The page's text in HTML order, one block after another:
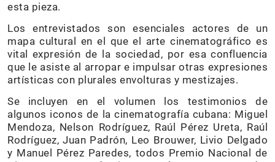
esta pieza.
Los entrevistados son esenciales actores de un
mapa cultural en el que el arte cinematográfico es
vital expresión de la sociedad, por esa confluencia
que le asiste al arropar e impulsar otras expresiones
artísticas con plurales envolturas y mestizajes.
Se incluyen en el volumen los testimonios de
algunos iconos de la cinematografía cubana: Miguel
Mendoza, Nelson Rodríguez, Raúl Pérez Ureta, Raúl
Rodríguez, Juan Padrón, Leo Brouwer, Livio Delgado
y Manuel Pérez Paredes, todos Premio Nacional de